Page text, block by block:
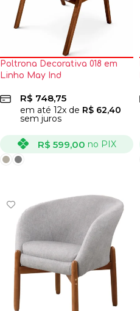
Poltrona Decorativa 018 em
Linho May Ind
R$ 748,75
em até 12x de R$ 62,40
sem juros
R$ 599,00 no PIX